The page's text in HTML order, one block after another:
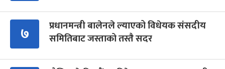
७
प्रधानमन्त्री बालेनले ल्याएको विधेयक संसदीय
समितिबाट जस्ताको तस्तै सदर